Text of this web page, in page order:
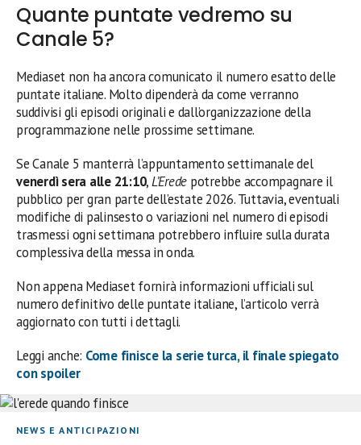
Quante puntate vedremo su
Canale 5?
Mediaset non ha ancora comunicato il numero esatto delle
puntate italiane. Molto dipenderà da come verranno
suddivisi gli episodi originali e dall’organizzazione della
programmazione nelle prossime settimane.
Se Canale 5 manterrà l’appuntamento settimanale del
venerdì sera alle 21:10,L’Erede potrebbe accompagnare il
pubblico per gran parte dell’estate 2026. Tuttavia, eventuali
modifiche di palinsesto o variazioni nel numero di episodi
trasmessi ogni settimana potrebbero influire sulla durata
complessiva della messa in onda.
Non appena Mediaset fornirà informazioni ufficiali sul
numero definitivo delle puntate italiane, l’articolo verrà
aggiornato con tutti i dettagli.
Leggi anche: Come finisce la serie turca, il finale spiegato
con spoiler
NEWS E ANTICIPAZIONI